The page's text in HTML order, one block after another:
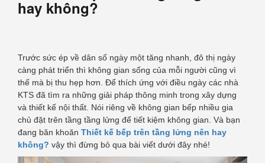
hay không?
Trước sức ép về dân số ngày một tăng nhanh, đô thị ngày
càng phát triển thì không gian sống của mỗi người cũng vì
thế mà bị thu hẹp hơn. Để thích ứng với điều ngày các nhà
KTS đã tìm ra những giải pháp thông minh trong xây dựng
và thiết kế nội thất. Nói riêng về không gian bếp nhiều gia
chủ đặt trên tầng tầng lửng để tiết kiệm không gian. Và bạn
đang băn khoăn Thiết kế bếp trên tầng lửng nên hay
không? vậy thì đừng bỏ qua bài viết dưới đây nhé!